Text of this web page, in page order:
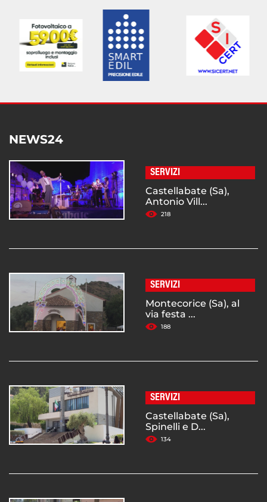
NEWS24
SERVIZI
Castellabate (Sa),
Antonio Vill...
218
SERVIZI
Montecorice (Sa), al
via festa ...
188
SERVIZI
Castellabate (Sa),
Spinelli e D...
134